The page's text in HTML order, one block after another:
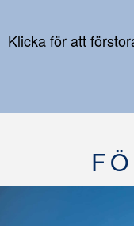
Klicka för att